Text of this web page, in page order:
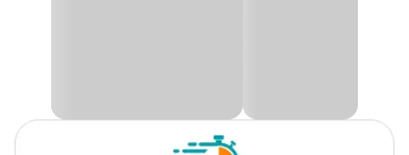
Face Soma S60/S61 com preço
imperdível! Compre pelo site,